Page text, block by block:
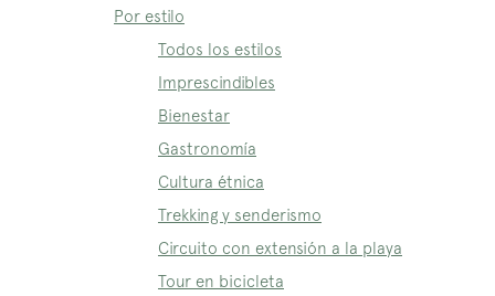
Por estilo
Todos los estilos
Imprescindibles
Bienestar
Gastronomía
Cultura étnica
Trekking y senderismo
Circuito con extensión a la playa
Tour en bicicleta